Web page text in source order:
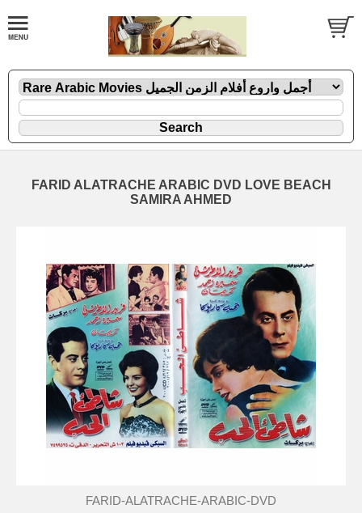
FARID ALATRACHE ARABIC DVD LOVE BEACH
SAMIRA AHMED
FARID-ALATRACHE-ARABIC-DVD